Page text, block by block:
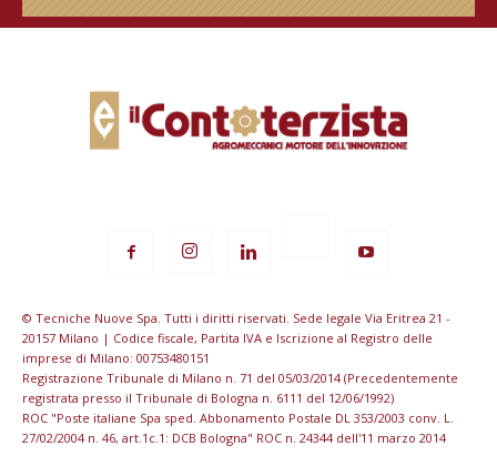
© Tecniche Nuove Spa. Tutti i diritti riservati. Sede legale Via Eritrea 21 -
20157 Milano | Codice fiscale, Partita IVA e Iscrizione al Registro delle
imprese di Milano: 00753480151
Registrazione Tribunale di Milano n. 71 del 05/03/2014 (Precedentemente
registrata presso il Tribunale di Bologna n. 6111 del 12/06/1992)
ROC "Poste italiane Spa sped. Abbonamento Postale DL 353/2003 conv. L.
27/02/2004 n. 46, art.1c.1: DCB Bologna" ROC n. 24344 dell'11 marzo 2014